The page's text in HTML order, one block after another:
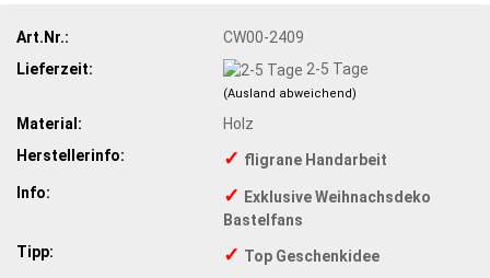
Art.Nr.:
CW00-2409
Lieferzeit:
2-5 Tage
(Ausland abweichend)
Material:
Holz
Herstellerinfo:
✓ fligrane Handarbeit
Info:
✓ Exklusive Weihnachsdeko
Bastelfans
Tipp:
✓ Top Geschenkidee